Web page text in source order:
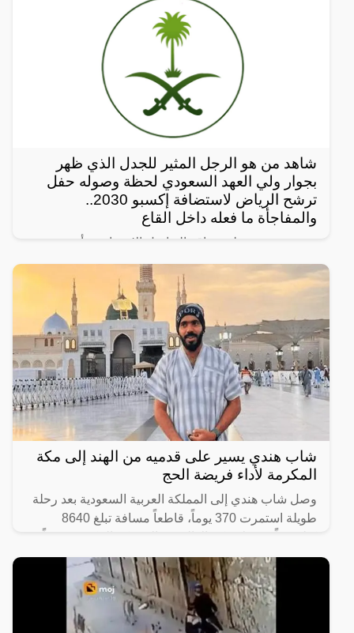
شاهد من هو الرجل المثير للجدل الذي ظهر
بجوار ولي العهد السعودي لحظة وصوله حفل
ترشح الرياض لاستضافة إكسبو 2030..
والمفاجأة ما فعله داخل القاع
رصد مغردون على مواقع التواصل الإجتماعي، أحدث
ظهور للرجل المجهول ذو النظرات الحادة الذي يقف دوماً
بالقرب من ولي العهد السعودي الأمير محمد بن سلمان
شاب هندي يسير على قدميه من الهند إلى مكة
المكرمة لأداء فريضة الحج
وصل شاب هندي إلى المملكة العربية السعودية بعد رحلة
طويلة استمرت 370 يوماً، قاطعاً مسافة تبلغ 8640
على